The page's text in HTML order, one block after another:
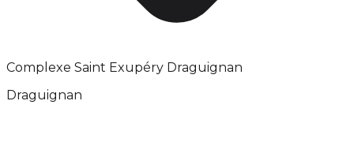
Complexe Saint Exupéry Draguignan
Draguignan